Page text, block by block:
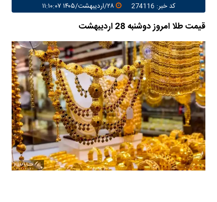
کد خبر: 274116
۲۸/اردیبهشت/۱۴۰۵ ۱۱:۱۰:۰۷
قیمت طلا امروز دوشنبه 28 اردیبهشت